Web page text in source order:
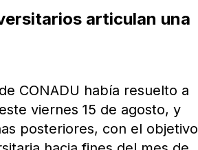
articulan una
CONADU había resuelto a
viernes 15 de agosto, y
posteriores, con el objetivo